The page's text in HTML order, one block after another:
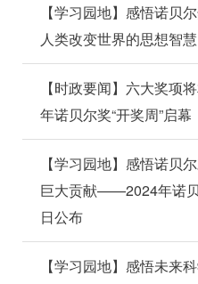
【学习园地】感悟诺
人类改变世界的思想智慧
【时政要闻】六大奖项
年诺贝尔奖“开奖周”启幕
【学习园地】感悟诺贝
巨大贡献——2024年诺
日公布
【学习园地】感悟未